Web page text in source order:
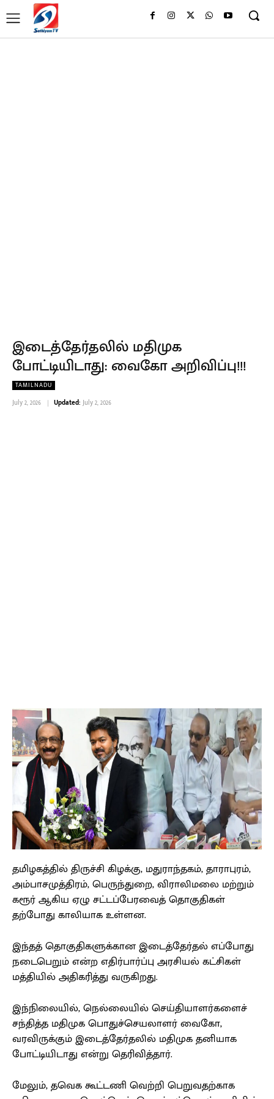
இடைத்தேர்தலில் மதிமுக
போட்டியிடாது: வைகோ அறிவிப்பு!!!
TAMILNADU
July 2, 2026 Updated: July 2, 2026
தமிழகத்தில் திருச்சி கிழக்கு, மதுராந்தகம், தாராபுரம்,
அம்பாசமுத்திரம், பெருந்துறை, விராலிமலை மற்றும்
கரூர் ஆகிய ஏழு சட்டப்பேரவைத் தொகுதிகள்
தற்போது காலியாக உள்ளன.
இந்தத் தொகுதிகளுக்கான இடைத்தேர்தல் எப்போது
நடைபெறும் என்ற எதிர்பார்ப்பு அரசியல் கட்சிகள்
மத்தியில் அதிகரித்து வருகிறது.
இந்நிலையில், நெல்லையில் செய்தியாளர்களைச்
சந்தித்த மதிமுக பொதுச்செயலாளர் வைகோ,
வரவிருக்கும் இடைத்தேர்தலில் மதிமுக தனியாக
போட்டியிடாது என்று தெரிவித்தார்.
மேலும், தவெக கூட்டணி வெற்றி பெறுவதற்காக